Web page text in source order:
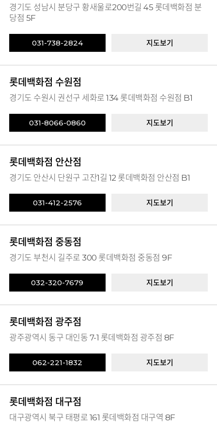
경기도 성남시 분당구 황새울로200번길 45 롯데백화점 분
당점 5F
031-738-2824 지도보기
롯데백화점 수원점
경기도 수원시 권선구 세화로 134 롯데백화점 수원점 B1
031-8066-0860 지도보기
롯데백화점 안산점
경기도 안산시 단원구 고잔1길 12 롯데백화점 안산점 B1
031-412-2576 지도보기
롯데백화점 중동점
경기도 부천시 길주로 300 롯데백화점 중동점 9F
032-320-7679 지도보기
롯데백화점 광주점
광주광역시 동구 대인동 7-1 롯데백화점 광주점 8F
062-221-1832 지도보기
롯데백화점 대구점
대구광역시 북구 태평로 161 롯데백화점 대구역 8F